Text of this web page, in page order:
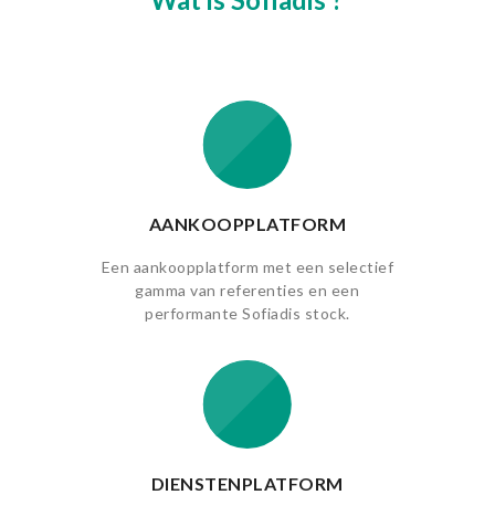
AANKOOPPLATFORM
Een aankoopplatform met een selectief
gamma van referenties en een
performante Sofiadis stock.
DIENSTENPLATFORM